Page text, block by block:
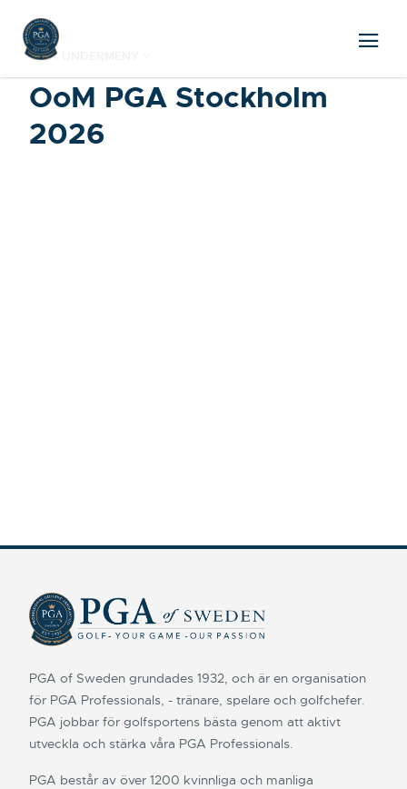
VISA UNDERMENY
OoM PGA Stockholm
2026
PGA of Sweden grundades 1932, och är en organisation
för PGA Professionals, - tränare, spelare och golfchefer.
PGA jobbar för golfsportens bästa genom att aktivt
utveckla och stärka våra PGA Professionals.
PGA består av över 1200 kvinnliga och manliga